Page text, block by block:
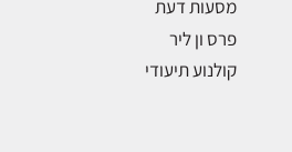
מסעות דעת
פרס ון ליר
קולנוע תיעודי